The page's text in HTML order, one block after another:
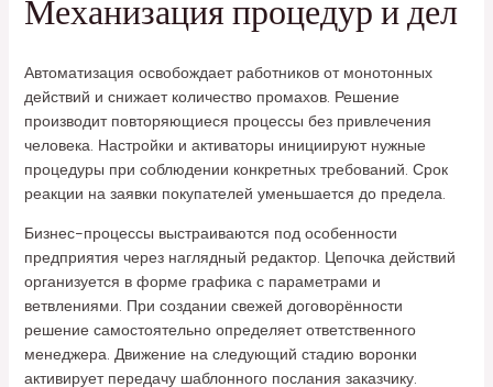
Механизация процедур и дел
Автоматизация освобождает работников от монотонных
действий и снижает количество промахов. Решение
производит повторяющиеся процессы без привлечения
человека. Настройки и активаторы инициируют нужные
процедуры при соблюдении конкретных требований. Срок
реакции на заявки покупателей уменьшается до предела.
Бизнес-процессы выстраиваются под особенности
предприятия через наглядный редактор. Цепочка действий
организуется в форме графика с параметрами и
ветвлениями. При создании свежей договорённости
решение самостоятельно определяет ответственного
менеджера. Движение на следующий стадию воронки
активирует передачу шаблонного послания заказчику.